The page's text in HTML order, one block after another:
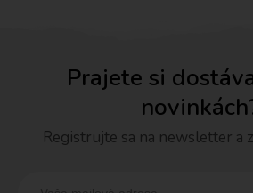
Prajete si
Registrujte sa na newsletter a